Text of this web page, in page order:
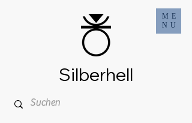
ME
NU
Silberhell